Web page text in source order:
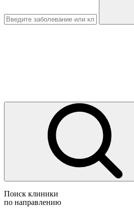
Поиск клиники
по направлению